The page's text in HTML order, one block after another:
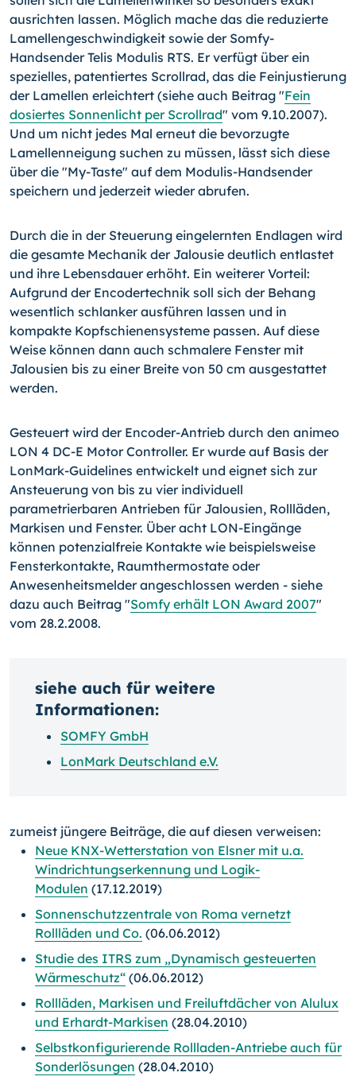
ausrichten lassen. Möglich mache das die reduzierte
Lamellengeschwindigkeit sowie der Somfy-
Handsender Telis Modulis RTS. Er verfügt über ein
spezielles, patentiertes Scrollrad, das die Feinjustierung
der Lamellen erleichtert (siehe auch Beitrag "Fein
dosiertes Sonnenlicht per Scrollrad" vom 9.10.2007).
Und um nicht jedes Mal erneut die bevorzugte
Lamellenneigung suchen zu müssen, lässt sich diese
über die "My-Taste" auf dem Modulis-Handsender
speichern und jederzeit wieder abrufen.
Durch die in der Steuerung eingelernten Endlagen wird
die gesamte Mechanik der Jalousie deutlich entlastet
und ihre Lebensdauer erhöht. Ein weiterer Vorteil:
Aufgrund der Encodertechnik soll sich der Behang
wesentlich schlanker ausführen lassen und in
kompakte Kopfschienensysteme passen. Auf diese
Weise können dann auch schmalere Fenster mit
Jalousien bis zu einer Breite von 50 cm ausgestattet
werden.
Gesteuert wird der Encoder-Antrieb durch den animeo
LON 4 DC-E Motor Controller. Er wurde auf Basis der
LonMark-Guidelines entwickelt und eignet sich zur
Ansteuerung von bis zu vier individuell
parametrierbaren Antrieben für Jalousien, Rollläden,
Markisen und Fenster. Über acht LON-Eingänge
können potenzialfreie Kontakte wie beispielsweise
Fensterkontakte, Raumthermostate oder
Anwesenheitsmelder angeschlossen werden - siehe
dazu auch Beitrag "Somfy erhält LON Award 2007"
vom 28.2.2008.
siehe auch für weitere
Informationen:
SOMFY GmbH
LonMark Deutschland e.V.
zumeist jüngere Beiträge, die auf diesen verweisen:
Neue KNX-Wetterstation von Elsner mit u.a.
Windrichtungserkennung und Logik-
Modulen (17.12.2019)
Sonnenschutzzentrale von Roma vernetzt
Rollläden und Co. (06.06.2012)
Studie des ITRS zum „Dynamisch gesteuerten
Wärmeschutz“ (06.06.2012)
Rollläden, Markisen und Freiluftdächer von Alulux
und Erhardt-Markisen (28.04.2010)
Selbstkonfigurierende Rollladen-Antriebe auch für
Sonderlösungen (28.04.2010)